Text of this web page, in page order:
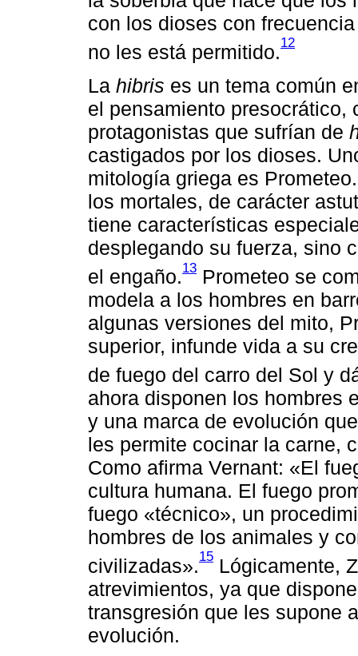
con los dioses con
no les está permitido.12
La hibris es un tema común
el pensamiento
protagonistas que sufrían de
castigados por los dioses.
mitología griega es
los mortales, de carácter
tiene características
desplegando su fuerza, sino
el engaño.13 Prometeo se
modela a los hombres en
algunas versiones del mito,
superior, infunde vida a su
de fuego del carro del Sol y
ahora disponen los hombres
y una marca de evolución
les permite cocinar la carne,
Como afirma Vernant: «El
cultura humana. El fuego
fuego «técnico», un
hombres de los animales y
civilizadas».15 Lógicamente,
atrevimientos, ya que
transgresión que les supone
evolución.